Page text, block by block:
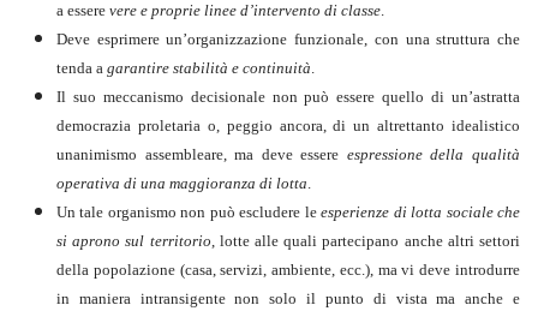
a essere vere e proprie linee d’intervento di classe.
Deve esprimere un’organizzazione funzionale, con una struttura che
tenda a garantire stabilità e continuità.
Il suo meccanismo decisionale non può essere quello di un’astratta
democrazia proletaria o, peggio ancora, di un altrettanto idealistico
unanimismo assembleare, ma deve essere espressione della qualità
operativa di una maggioranza di lotta.
Un tale organismo non può escludere leesperienze di lotta sociale che
si aprono sul territorio, lotte alle quali partecipano anche altri settori
della popolazione (casa, servizi, ambiente, ecc.), ma vi deve introdurre
in maniera intransigente non solo il punto di vista ma anche e